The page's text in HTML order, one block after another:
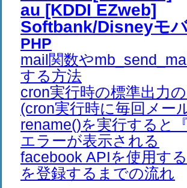
au [KDDI EZweb]
Softbank/Disneyモ
PHP
mail関数や
する方法
cron実行時の標準出力
(cron実行時に毎回メー
rename()を実行すると
エラーが表示される
facebook APIを使用す
を登録するまでの流れ